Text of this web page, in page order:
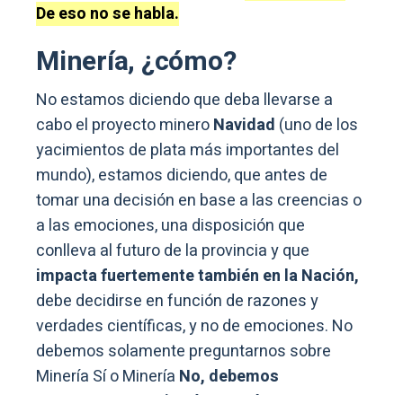
De eso no se habla.
Minería, ¿cómo?
No estamos diciendo que deba llevarse a
cabo el proyecto mineroNavidad (uno de los
yacimientos de plata más importantes del
mundo), estamos diciendo, que antes de
tomar una decisión en base a las creencias o
a las emociones, una disposición que
conlleva al futuro de la provincia y que
impacta fuertemente también en la Nación,
debe decidirse en función de razones y
verdades científicas, y no de emociones. No
debemos solamente preguntarnos sobre
Minería Sí o Minería No, debemos